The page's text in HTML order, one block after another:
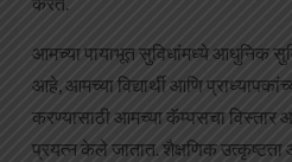
आमच्या पायाभूत सुविधांमध्ये आधुनिक
आहे, आमच्या विद्यार्थी आणि
करण्यासाठी आमच्या कॅम्पसचा विस्तार
प्रयत्न केले जातात. शैक्षणिक